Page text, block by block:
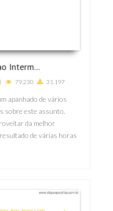
Interm...
79.230 31.197
apanhado de vários
sobre este assunto.
da melhor
de várias horas